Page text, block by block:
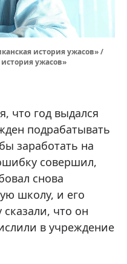
история ужасов» /
ужасов»
что год выдался
подрабатывать
заработать на
совершил,
снова
школу, и его
сказали, что он
в учреждение